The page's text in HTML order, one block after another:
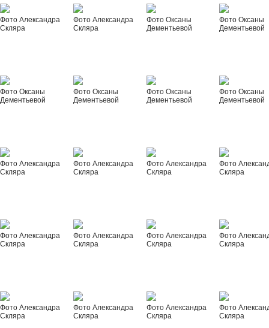
Фото Александра
Скляра
Фото Александра
Скляра
Фото Оксаны
Дементьевой
Фото Оксаны
Дементьевой
Фото Оксаны
Дементьевой
Фото Оксаны
Дементьевой
Фото Оксаны
Дементьевой
Фото Оксаны
Дементьевой
Фото Александра
Скляра
Фото Александра
Скляра
Фото Александра
Скляра
Фото
Скляра
Фото Александра
Скляра
Фото Александра
Скляра
Фото Александра
Скляра
Фото
Скляра
Фото Александра
Скляра
Фото Александра
Скляра
Фото Александра
Скляра
Фото
Скляра